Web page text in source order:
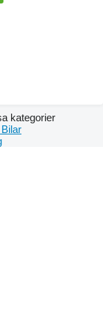
kategorier
Bilar